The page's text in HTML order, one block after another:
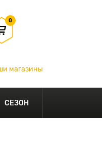
0
магазины
СЕЗОН